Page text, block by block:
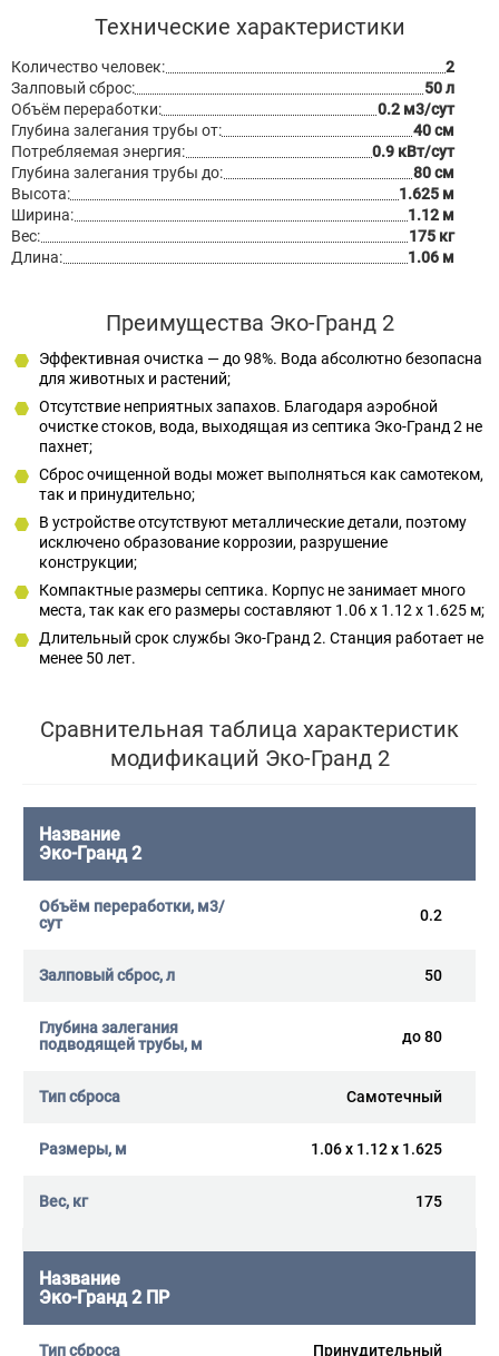
Технические характеристики
Количество человек:
2
Залповый сброс:
50 л
Объём переработки:
0.2 м3/сут
Глубина залегания трубы от:
40 см
Потребляемая энергия:
0.9 кВт/сут
Глубина залегания трубы до:
80 см
Высота:
1.625 м
Ширина:
1.12 м
Вес:
175 кг
Длина:
1.06 м
Преимущества Эко-Гранд 2
Эффективная очистка — до 98%. Вода абсолютно безопасна
для животных и растений;
Отсутствие неприятных запахов. Благодаря аэробной
очистке стоков, вода, выходящая из септика Эко-Гранд 2 не
пахнет;
Сброс очищенной воды может выполняться как самотеком,
так и принудительно;
В устройстве отсутствуют металлические детали, поэтому
исключено образование коррозии, разрушение
конструкции;
Компактные размеры септика. Корпус не занимает много
места, так как его размеры составляют 1.06 x 1.12 x 1.625 м;
Длительный срок службы Эко-Гранд 2. Станция работает не
менее 50 лет.
Сравнительная таблица характеристик
модификаций Эко-Гранд 2
Эко-Гранд 2
0.2
50
до 80
Самотечный
1.06 x 1.12 x 1.625
175
Эко-Гранд 2 ПР
Принудительный